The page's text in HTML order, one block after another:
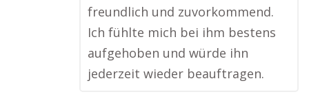
freundlich und zuvorkommend.
Ich fühlte mich bei ihm bestens
aufgehoben und würde ihn
jederzeit wieder beauftragen.